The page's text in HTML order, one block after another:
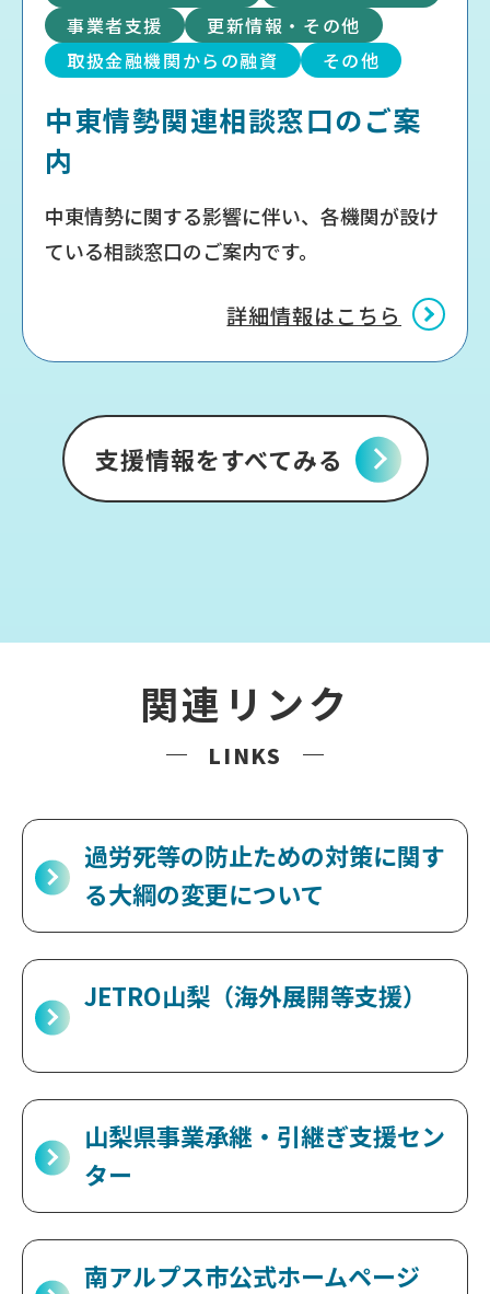
事業者支援
更新情報・その他
取扱金融機関からの融資
その他
中東情勢関連相談窓口のご案
内
中東情勢に関する影響に伴い、各機関が設け
ている相談窓口のご案内です。
詳細情報はこちら
支援情報をすべてみる
関連リンク
LINKS
過労死等の防止ための対策に関す
る大綱の変更について
JETRO山梨（海外展開等支援）
山梨県事業承継・引継ぎ支援セン
ター
南アルプス市公式ホームページ